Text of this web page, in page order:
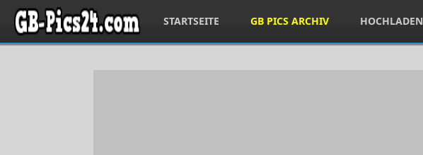
STARTSEITE GB PICS ARCHIV HOCHLADEN